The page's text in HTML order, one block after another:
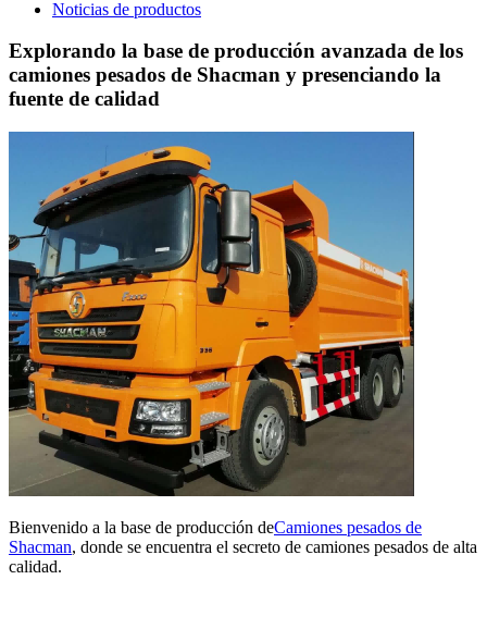
Noticias de productos
Explorando la base de producción avanzada de los
camiones pesados ​​de Shacman y presenciando la
fuente de calidad
Bienvenido a la base de producción deCamiones pesados ​​de
Shacman, donde se encuentra el secreto de camiones pesados ​​de alta
calidad.